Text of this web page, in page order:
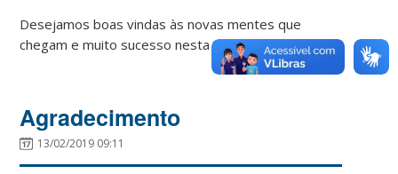
Desejamos boas vindas às novas mentes que
chegam e muito sucesso nesta nova fase!
Agradecimento
13/02/2019 09:11